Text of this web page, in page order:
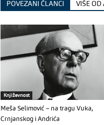
POVEZANI ČLANCI VIŠE OD
Književnost
Meša Selimović – na tragu Vuka,
Crnjanskog i Andrića